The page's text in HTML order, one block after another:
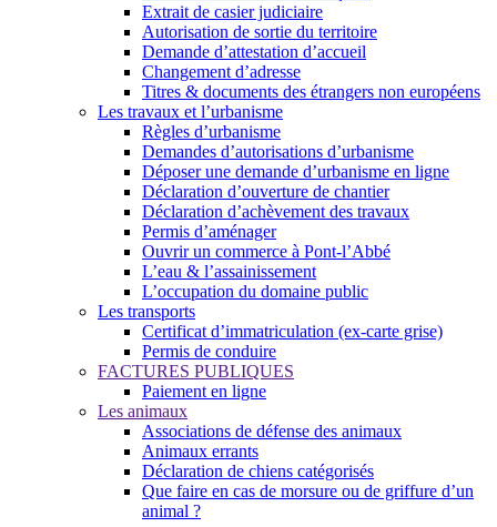
Extrait de casier judiciaire
Autorisation de sortie du territoire
Demande d’attestation d’accueil
Changement d’adresse
Titres & documents des étrangers non européens
Les travaux et l’urbanisme
Règles d’urbanisme
Demandes d’autorisations d’urbanisme
Déposer une demande d’urbanisme en ligne
Déclaration d’ouverture de chantier
Déclaration d’achèvement des travaux
Permis d’aménager
Ouvrir un commerce à Pont-l’Abbé
L’eau & l’assainissement
L’occupation du domaine public
Les transports
Certificat d’immatriculation (ex-carte grise)
Permis de conduire
FACTURES PUBLIQUES
Paiement en ligne
Les animaux
Associations de défense des animaux
Animaux errants
Déclaration de chiens catégorisés
Que faire en cas de morsure ou de griffure d’un
animal ?